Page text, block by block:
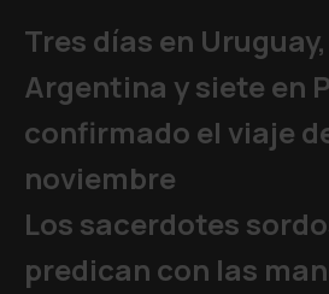
Tres días en
Argentina y siete en
confirmado el viaje
noviembre
Los sacerdotes
predican con las